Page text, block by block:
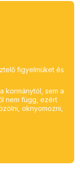
figyelmüket és
kormánytól, sem a
nem függ, ezért
oknyomozni,